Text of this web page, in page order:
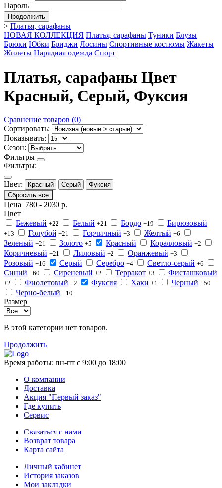
Пароль
Продолжить
> Платья, сарафаны
НОВАЯ КОЛЛЕКЦИЯ Платья, сарафаны Туники Блузы
Брюки Юбки Бриджи Лосины Спортивные костюмы Жакеты
Жилеты Нарядная одежда Спорт
Платья, сарафаны Цвет
Красный, Серый, Фуксия
Сравнение товаров (0)
Сортировать:
Показывать:
Сезон:
Фильтры
Фильтры:
Цвет: Красный Серый
Фуксия
Сбросить все
Цена 780 - 2030 р.
Цвет
Бежевый +22 Белый +21 Бордо +19 Бирюзовый
+13 Голубой +21 Горчичный +3 Желтый +6
Зеленый +21 Золото +5 Красный Коралловый +2
Коричневый +21 Лиловый +2 Оранжевый +3
Розовый +16 Серый Серебро +4 Светло-серый +6
Синий +60 Сиреневый +2 Терракот +3 Фисташковый
+2 Фиолетовый +2 Фуксия Хаки +1 Черный +50
Черно-белый +10
Размер
В этой категории нет товаров.
Продолжить
Время работы: пн-пт с 9:00 до 18:00
О компании
Доставка
Акция "Первый заказ"
Где купить
Сервис
Связаться с нами
Возврат товара
Карта сайта
Личный кабинет
История заказов
Мои закладки